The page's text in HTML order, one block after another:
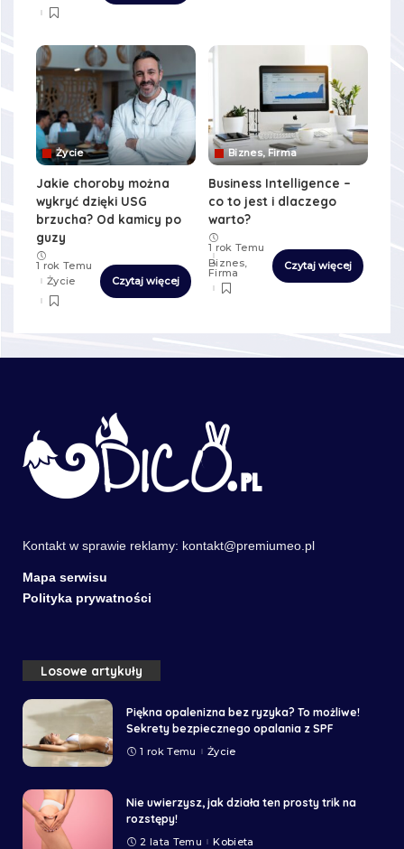
Życie
Jakie choroby można
wykryć dzięki USG
brzucha? Od kamicy po
guzy
1 rok Temu
Życie
Czytaj więcej
Biznes, Firma
Business Intelligence –
co to jest i dlaczego
warto?
1 rok Temu
Biznes,
Firma
Czytaj więcej
Kontakt w sprawie reklamy: kontakt@premiumeo.pl
Mapa serwisu
Polityka prywatności
Losowe artykuły
Piękna opalenizna bez ryzyka? To możliwe!
Sekrety bezpiecznego opalania z SPF
1 rok Temu Życie
Nie uwierzysz, jak działa ten prosty trik na
rozstępy!
2 lata Temu Kobieta